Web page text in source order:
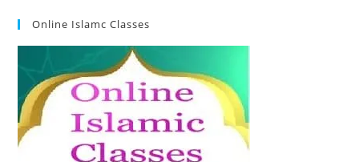
Online Islamc Classes